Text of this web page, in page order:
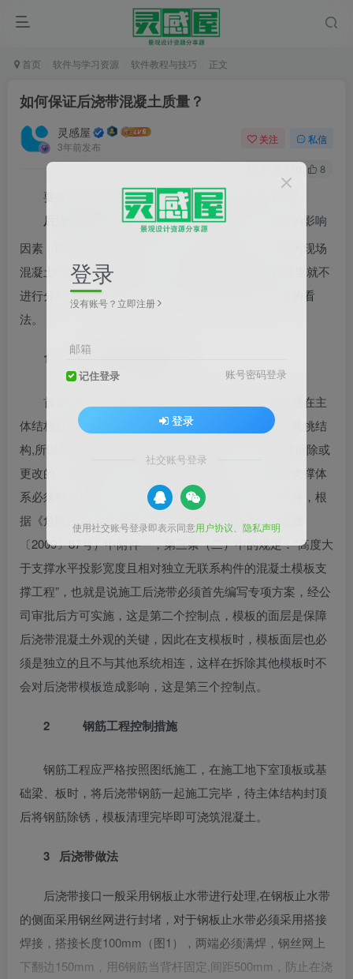
首页 软件与学习资源 软件教程与技巧 正文
如何保证后浇带混凝土质量？
灵感屋
3年前发布
关注 私信
8
要提高混凝土后浇带的工程质量,首先要分析影响
后浇带混凝土质量的因素，一般来说有四个方面的影响
因素，即模板、钢筋、混凝土和后浇带接口做法，因为现场
混凝土一般采用预拌混凝土，其质量比较有保证,在这里就不
进行分析了，针对模板、钢筋和后浇带做法谈谈自己的看
法。
1 模板工程控制措施
首先说后浇带模板支撑体系，因为后浇带一般都是在主
体结构封顶之后才进行混凝土浇筑，而且后浇带都是悬挑结
构,所以后浇带支撑体系在主体施工过程中是不允许被拆除或
更改的，在这里第一个控制点就凸显出来了，后浇带支撑体
系必须独立于地下室（基础）模板支撑体系之外。另外，根
据《危险性较大的分部分项工程安全管理办法》（建质
〔2009〕87号）中附件一，第三条（二）中的规定：“高度大
于支撑水平投影宽度且相对独立无联系构件的混凝土模板支
撑工程”，也就是说施工后浇带必须首先编写专项方案，经公
司审批后方可实施，这是第二个控制点，模板的面层是保障
后浇带混凝土外观的关键，因此在支模板时，模板面层也必
须是独立的且不与其他系统相连，这样在拆除其他模板时不
会对后浇带模板造成影响，这是第三个控制点。
2 钢筋工程控制措施
钢筋工程应严格按照图纸施工，在施工地下室顶板或基
础梁 、板时，将后浇带钢筋一起施工完毕，待主体结构封顶
后将钢筋除锈 ，模板清理完毕即可浇筑混凝土。
3 后浇带做法
后浇带接口一般采用钢板止水带进行处理,在钢板止水带
的侧面采用钢丝网进行封堵，对于钢板止水带必须采用搭接
焊接，搭接长度100mm（图1），两端必须满焊，钢丝网上
下翻边150mm，用6钢筋当背杆固定,间距500mm，防止在浇
登录
没有账号？立即注册
邮箱
记住登录 账号密码登录
登录
社交账号登录
使用社交账号登录即表示同意用户协议 隐私声明